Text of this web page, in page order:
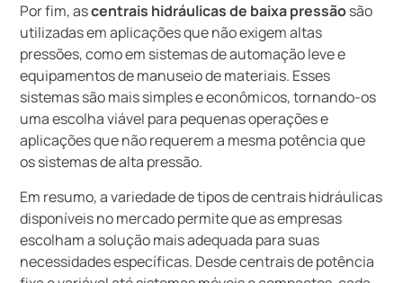
Por fim, ascentrais hidráulicas de baixa pressãosão
utilizadas em aplicações que não exigem altas
pressões, como em sistemas de automação leve e
equipamentos de manuseio de materiais. Esses
sistemas são mais simples e econômicos, tornando-os
uma escolha viável para pequenas operações e
aplicações que não requerem a mesma potência que
os sistemas de alta pressão.
Em resumo, a variedade de tipos de centrais hidráulicas
disponíveis no mercado permite que as empresas
escolham a solução mais adequada para suas
necessidades específicas. Desde centrais de potência